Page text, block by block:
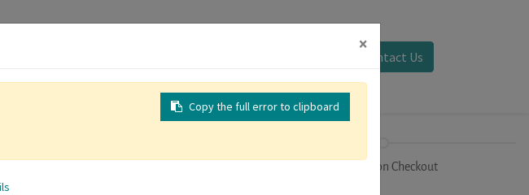
Contact Us
Registration Checkout
×
Copy the full error to clipboard